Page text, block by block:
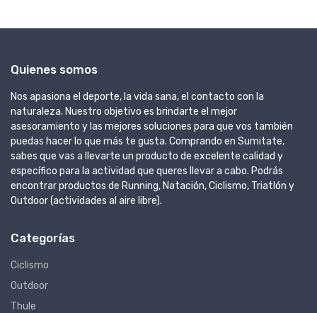
Quienes somos
Nos apasiona el deporte, la vida sana, el contacto con la
naturaleza. Nuestro objetivo es brindarte el mejor
asesoramiento y las mejores soluciones para que vos también
puedas hacer lo que más te gusta. Comprando en Sumitate,
sabes que vas a llevarte un producto de excelente calidad y
específico para la actividad que queres llevar a cabo. Podrás
encontrar productos de Running, Natación, Ciclismo, Triatlón y
Outdoor (actividades al aire libre).
Categorías
Ciclismo
Outdoor
Thule